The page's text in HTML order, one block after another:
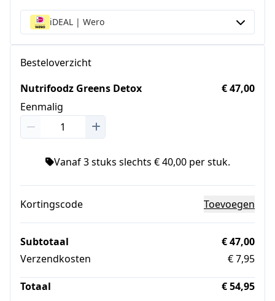
iDEAL | Wero
Besteloverzicht
Nutrifoodz Greens Detox
Eenmalig
€ 47,00
Vanaf 3 stuks slechts € 40,00 per stuk.
Kortingscode Toevoegen
Subtotaal
€ 47,00
Verzendkosten
€ 7,95
Totaal
€ 54,95